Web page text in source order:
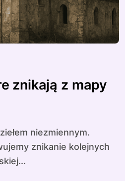
znikają z mapy
znikanie kolejnych